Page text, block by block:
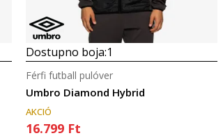
Dostupno boja:1
Umbro Diamond Hybrid
Férfi futball pulóver
AKCIÓ
16.799 Ft